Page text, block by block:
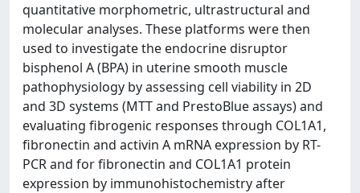
quantitative morphometric, ultrastructural and
molecular analyses. These platforms were then
used to investigate the endocrine disruptor
bisphenol A (BPA) in uterine smooth muscle
pathophysiology by assessing cell viability in 2D
and 3D systems (MTT and PrestoBlue assays) and
evaluating fibrogenic responses through COL1A1,
fibronectin and activin A mRNA expression by RT-
PCR and for fibronectin and COL1A1 protein
expression by immunohistochemistry after